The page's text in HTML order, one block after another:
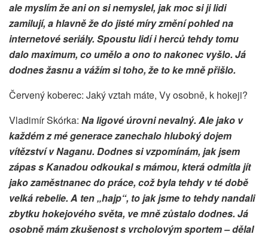
ale myslím že ani on si nemyslel, jak moc si ji lidi
zamilují, a hlavně že do jisté míry změní pohled na
internetové seriály. Spoustu lidí i herců tehdy tomu
dalo maximum, co umělo a ono to nakonec vyšlo. Já
dodnes žasnu a vážím si toho, že to ke mně přišlo.
Červený koberec: Jaký vztah máte, Vy osobně, k hokeji?
Vladimír Skórka: Na ligové úrovni nevalný. Ale jako v
každém z mé generace zanechalo hluboký dojem
vítězství v Naganu. Dodnes si vzpomínám, jak jsem
zápas s Kanadou odkoukal s mámou, která odmítla jít
jako zaměstnanec do práce, což byla tehdy v té době
velká rebelie. A ten „hajp“, to jak jsme to tehdy nandali
zbytku hokejového světa, ve mně zůstalo dodnes. Já
osobně mám zkušenost s vrcholovým sportem – dělal